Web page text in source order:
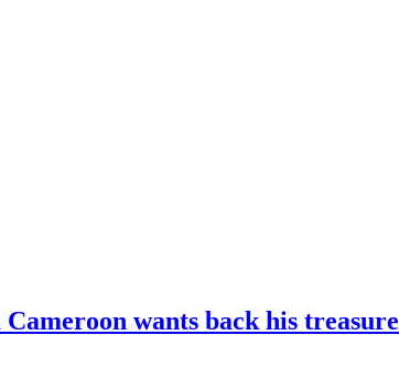
wants back his treasure